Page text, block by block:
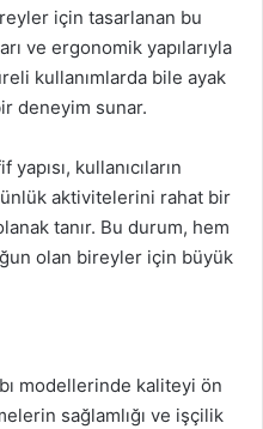
için tasarlanan bu
ve ergonomik yapılarıyla
kullanımlarda bile ayak
deneyim sunar.
yapısı, kullanıcıların
aktivitelerini rahat bir
tanır. Bu durum, hem
olan bireyler için büyük
modellerinde kaliteyi ön
sağlamlığı ve işçilik